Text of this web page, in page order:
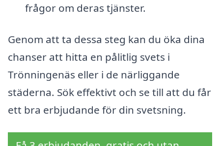
frågor om deras tjänster.
Genom att ta dessa steg kan du öka dina
chanser att hitta en pålitlig svets i
Trönningenäs eller i de närliggande
städerna. Sök effektivt och se till att du får
ett bra erbjudande för din svetsning.